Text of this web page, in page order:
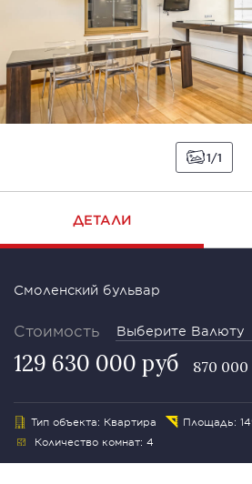
1 1
ДЕТАЛИ
Смоленский бульвар
Стоимость Выберите Валюту
129 630 000 руб 870
Тип объекта: Квартира
Площадь:
Количество комнат: 4